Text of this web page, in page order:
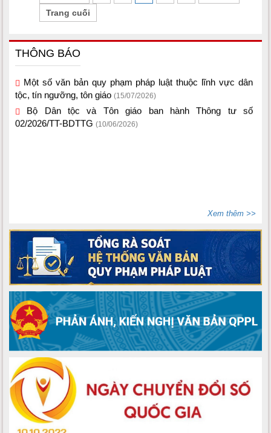
Trang cuối
THÔNG BÁO
Một số văn bản quy phạm pháp luật thuộc lĩnh vực dân
tộc, tín ngưỡng, tôn giáo (15/07/2026)
Bộ Dân tộc và Tôn giáo ban hành Thông tư số
02/2026/TT-BDTTG (10/06/2026)
Xem thêm >>